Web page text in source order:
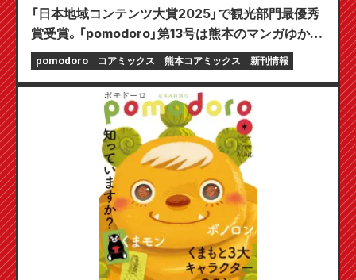
「日本地域コンテンツ大賞2025」で観光部門最優秀
賞受賞。「pomodoro」第13号は熊本のマンガゆかり
の地を特集！
pomodoro コアミックス 熊本コアミックス 新刊情報